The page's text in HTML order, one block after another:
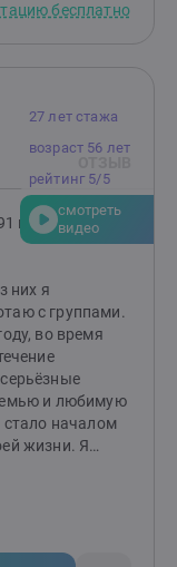
ваша
для жизни.
опору в себе
поддержка,
смыслы или
счастливым —
с вами.
бесплатно
27 лет стажа
возраст 56 лет
рейтинг 5/5
смотреть
видео
клиенту
них я
с группами.
во время
и любимую
стало началом
жизни. Я
с
в
и